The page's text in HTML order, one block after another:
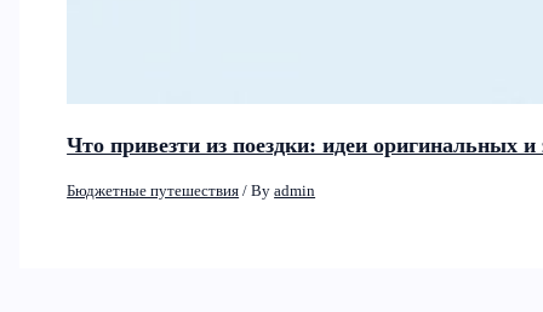
Что привезти из поездки: идеи оригинальных
Бюджетные путешествия / Byadmin